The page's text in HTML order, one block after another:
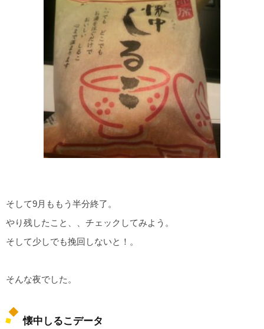
そして9月ももう半分終了。
やり残したこと、、チェックしてみよう。
そして少しでも挽回しないと！。
そんな夜でした。
懐中しるこデータ